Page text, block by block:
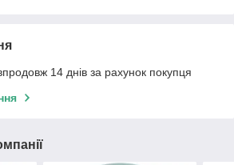
14 днів за рахунок покупця